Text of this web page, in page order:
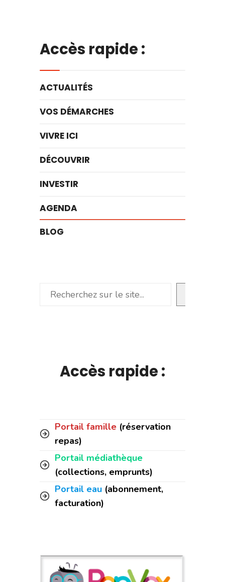
Accès rapide :
ACTUALITÉS
VOS DÉMARCHES
VIVRE ICI
DÉCOUVRIR
INVESTIR
AGENDA
BLOG
Rechercher
Accès rapide :
Portail famille (réservation
repas)
Portail médiathèque
(collections, emprunts)
Portail eau (abonnement,
facturation)